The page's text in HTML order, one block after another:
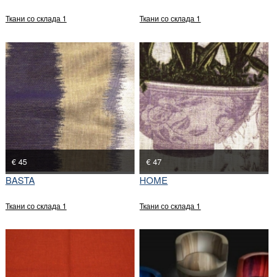
Ткани со склада 1 Ткани со склада 1
€ 45
BASTA
Ткани со склада 1
€ 47
HOME
Ткани со склада 1